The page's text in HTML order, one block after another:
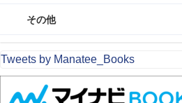
その他
Tweets by Manatee_Books